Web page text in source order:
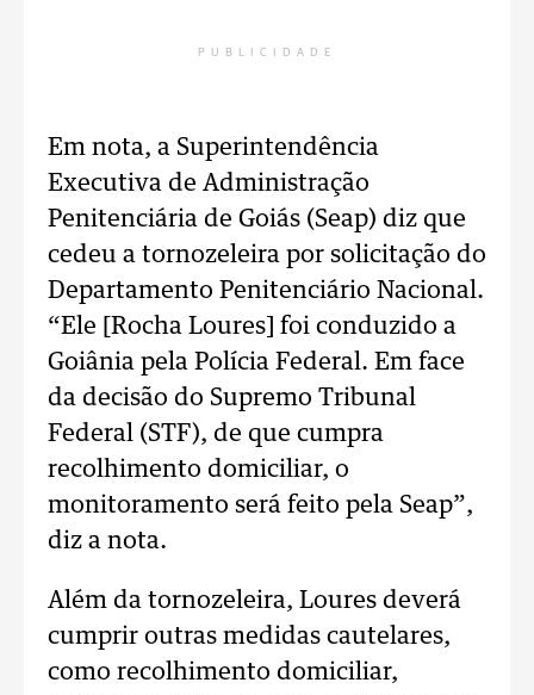
PUBLICIDADE
Em nota, a Superintendência
Executiva de Administração
Penitenciária de Goiás (Seap) diz que
cedeu a tornozeleira por solicitação do
Departamento Penitenciário Nacional.
“Ele [Rocha Loures] foi conduzido a
Goiânia pela Polícia Federal. Em face
da decisão do Supremo Tribunal
Federal (STF), de que cumpra
recolhimento domiciliar, o
monitoramento será feito pela Seap”,
diz a nota.
Além da tornozeleira, Loures deverá
cumprir outras medidas cautelares,
como recolhimento domiciliar,